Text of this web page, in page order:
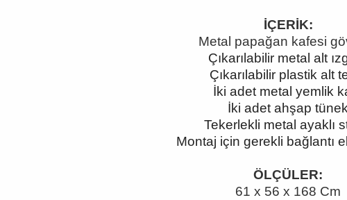
İÇERİK:
Metal papağan kafesi
Çıkarılabilir metal alt
Çıkarılabilir plastik alt
İki adet metal yemlik
İki adet ahşap
Tekerlekli metal ayaklı
Montaj için gerekli bağlantı
ÖLÇÜLER:
61 x 56 x 168 Cm